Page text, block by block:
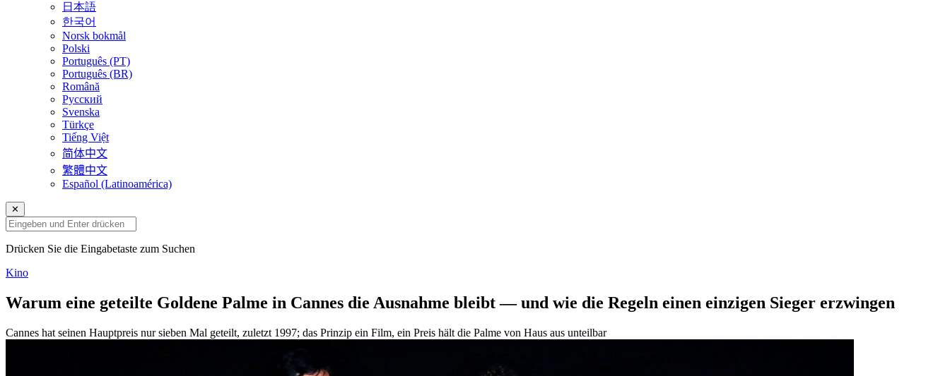
日本語
한국어
Norsk bokmål
Polski
Português (PT)
Português (BR)
Română
Русский
Svenska
Türkçe
Tiếng Việt
简体中文
繁體中文
Español (Latinoamérica)
✕
Drücken Sie die Eingabetaste zum Suchen
Kino
Warum eine geteilte Goldene Palme in Cannes die Ausnahme bleibt — und wie die Regeln einen einzigen Sieger erzwingen
Cannes hat seinen Hauptpreis nur sieben Mal geteilt, zuletzt 1997; das Prinzip ein Film, ein Preis hält die Palme von Haus aus unteilbar